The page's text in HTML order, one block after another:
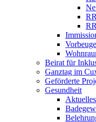
Beirat für
Ganztag im
Geförderte
Gesundheit
Aktuelles